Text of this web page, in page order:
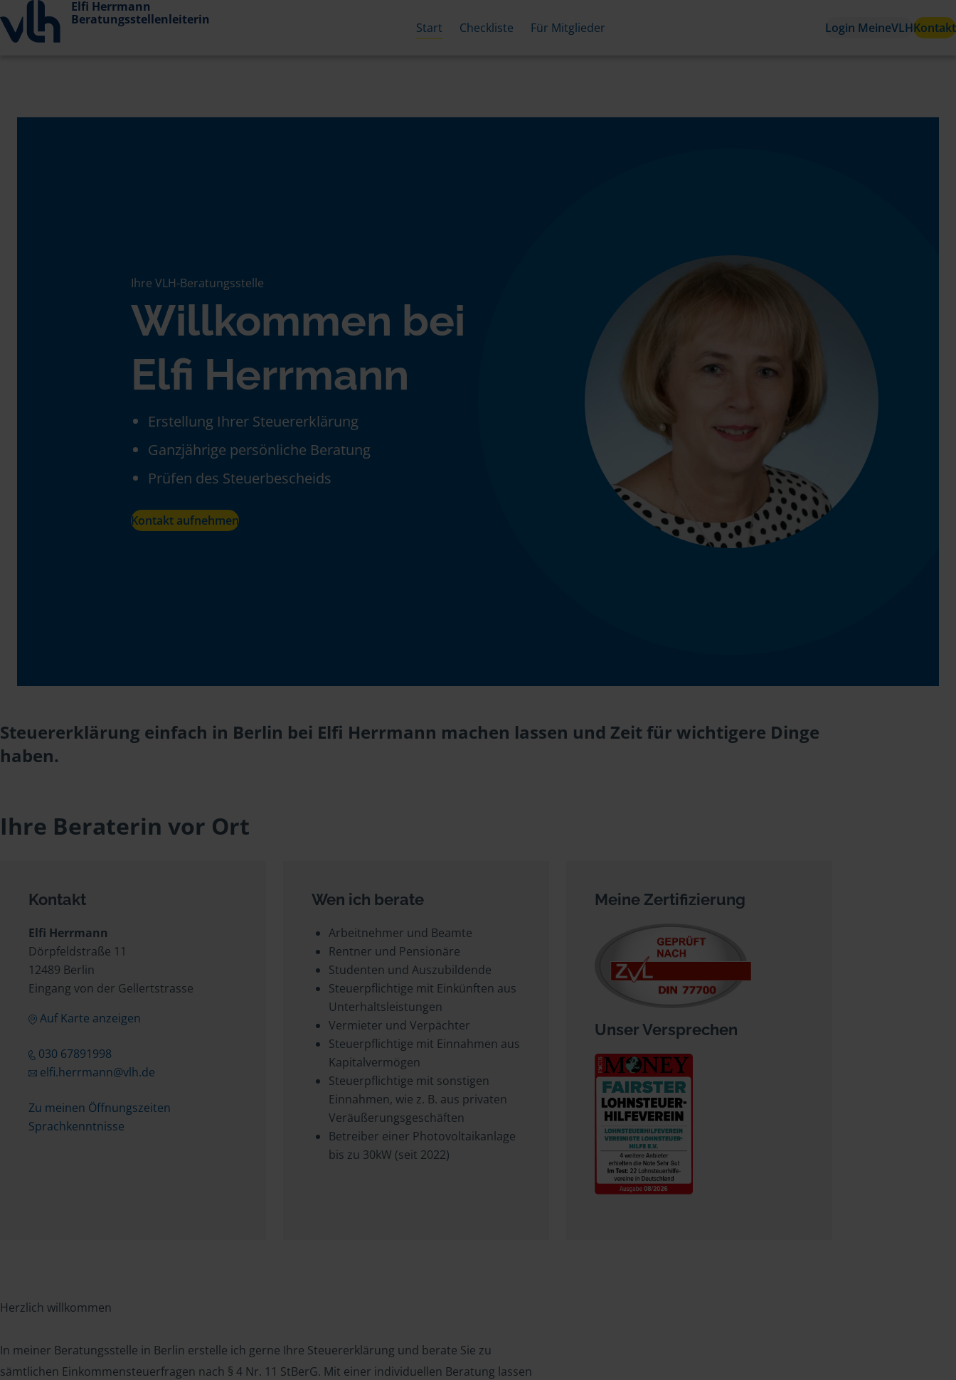
Elfi Herrmann
Beratungsstellenleiterin
Start Checkliste Für Mitglieder Login MeineVLHKontakt
Ihre VLH-Beratungsstelle
Willkommen bei
Elfi Herrmann
Erstellung Ihrer Steuererklärung
Ganzjährige persönliche Beratung
Prüfen des Steuerbescheids
Kontakt aufnehmen
Steuererklärung einfach in Berlin bei Elfi Herrmann machen lassen und Zeit für wichtigere Dinge
haben.
Ihre Beraterin vor Ort
Kontakt
Elfi Herrmann
Dörpfeldstraße 11
12489 Berlin
Eingang von der Gellertstrasse
Auf Karte anzeigen
030 67891998
elfi.herrmann@vlh.de
Zu meinen Öffnungszeiten
Sprachkenntnisse
Wen ich berate
Arbeitnehmer und Beamte
Rentner und Pensionäre
Studenten und Auszubildende
Steuerpflichtige mit Einkünften aus
Unterhaltsleistungen
Vermieter und Verpächter
Steuerpflichtige mit Einnahmen aus
Kapitalvermögen
Steuerpflichtige mit sonstigen
Einnahmen, wie z. B. aus privaten
Veräußerungsgeschäften
Betreiber einer Photovoltaikanlage
bis zu 30kW (seit 2022)
Meine Zertifizierung
Unser Versprechen
Herzlich willkommen
In meiner Beratungsstelle in Berlin erstelle ich gerne Ihre Steuererklärung und berate Sie zu
sämtlichen Einkommensteuerfragen nach § 4 Nr. 11 StBerG. Mit einer individuellen Beratung lassen